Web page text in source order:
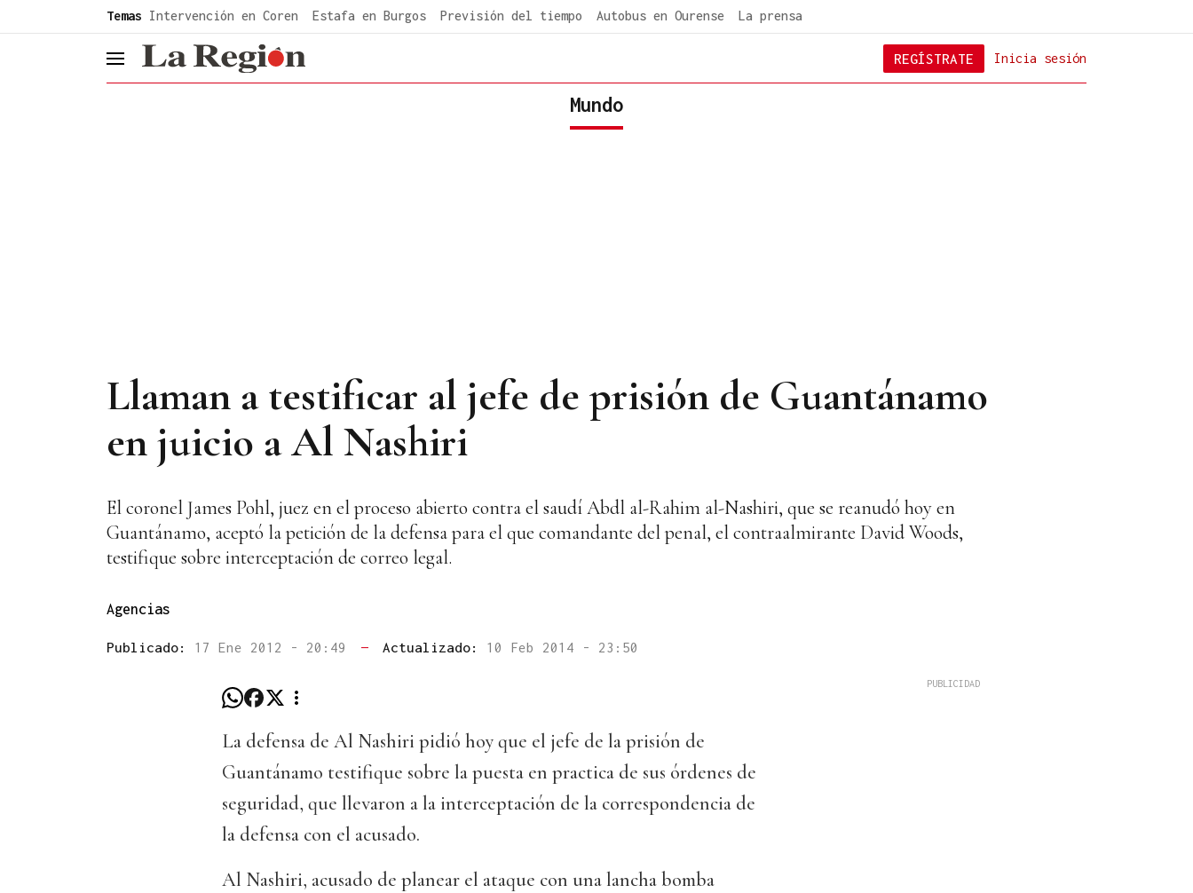
Temas Intervención en Coren Estafa en Burgos Previsión del tiempo Autobus en Ourense La prensa
header.menu.open Inicia sesión
REGÍSTRATE
Mundo
Llaman a testificar al jefe de prisión de Guantánamo
en juicio a Al Nashiri
El coronel James Pohl, juez en el proceso abierto contra el saudí Abdl al-Rahim al-Nashiri, que se reanudó hoy en
Guantánamo, aceptó la petición de la defensa para el que comandante del penal, el contraalmirante David Woods,
testifique sobre interceptación de correo legal.
Agencias
Publicado: 17 Ene 2012 - 20:49 — Actualizado: 10 Feb 2014 - 23:50
La defensa de Al Nashiri pidió hoy que el jefe de la prisión de
Guantánamo testifique sobre la puesta en practica de sus órdenes de
seguridad, que llevaron a la interceptación de la correspondencia de
la defensa con el acusado.
Al Nashiri, acusado de planear el ataque con una lancha bomba